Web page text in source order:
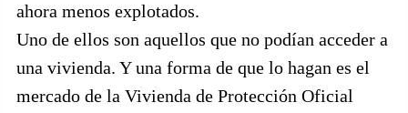
ahora menos explotados.
Uno de ellos son aquellos que no podían acceder a
una vivienda. Y una forma de que lo hagan es el
mercado de la Vivienda de Protección Oficial